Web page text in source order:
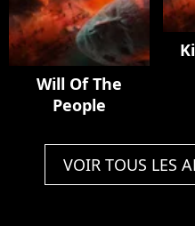
Will Of The
People
VOIR TOUS LES